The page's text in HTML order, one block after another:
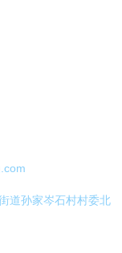
道孙家岑石村村委北